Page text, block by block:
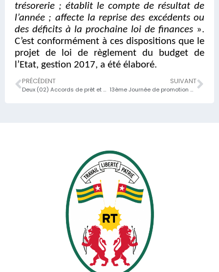
trésorerie ; établit le compte de résultat de
l’année ; affecte la reprise des excédents ou
des déficits à la prochaine loi de finances ».
C’est conformément à ces dispositions que le
projet de loi de règlement du budget de
l’Etat, gestion 2017, a été élaboré.
PRÉCÉDENT
Deux (02) Accords de prêt et un Accord de gestion de don au bénéfice du Togo pour 21,3 milliards de francs CFA
SUIVANT
13ème Journée de promotion des activités de la Bourse Régionale des Valeurs Mobilières (J-BRVM)